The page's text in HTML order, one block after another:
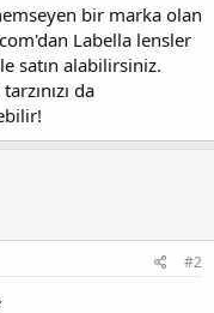
bir marka olan
Labella lensler
satın alabilirsiniz.
da
#2